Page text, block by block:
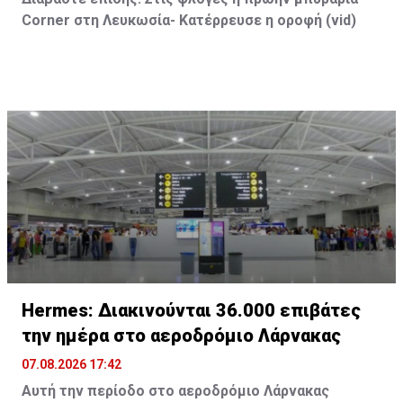
Corner στη Λευκωσία- Κατέρρευσε η οροφή (vid )
Hermes: Διακινούνται 36.000 επιβάτες
την ημέρα στο αεροδρόμιο Λάρνακας
07.08.2026 17:42
Αυτή την περίοδο στο αεροδρόμιο Λάρνακας